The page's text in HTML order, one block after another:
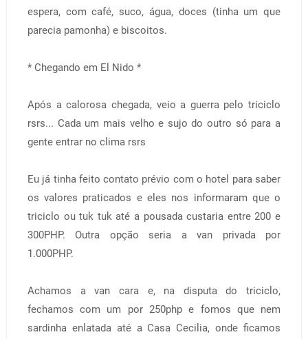
espera, com café, suco, água, doces (tinha um que
parecia pamonha) e biscoitos.
* Chegando em El Nido *
Após a calorosa chegada, veio a guerra pelo triciclo
rsrs... Cada um mais velho e sujo do outro só para a
gente entrar no clima rsrs
Eu já tinha feito contato prévio com o hotel para saber
os valores praticados e eles nos informaram que o
triciclo ou tuk tuk até a pousada custaria entre 200 e
300PHP. Outra opção seria a van privada por
1.000PHP.
Achamos a van cara e, na disputa do triciclo,
fechamos com um por 250php e fomos que nem
sardinha enlatada até a Casa Cecilia, onde ficamos